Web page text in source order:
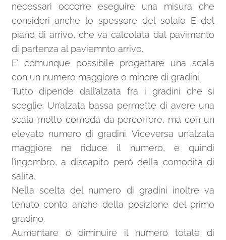
necessari occorre eseguire una misura che
consideri anche lo spessore del solaio E del
piano di arrivo, che va calcolata dal pavimento
di partenza al paviemnto arrivo.
E’ comunque possibile progettare una scala
con un numero maggiore o minore di gradini.
Tutto dipende dall’alzata fra i gradini che si
sceglie. Un’alzata bassa permette di avere una
scala molto comoda da percorrere, ma con un
elevato numero di gradini. Viceversa un’alzata
maggiore ne riduce il numero, e quindi
l’ingombro, a discapito però della comodità di
salita.
Nella scelta del numero di gradini inoltre va
tenuto conto anche della posizione del primo
gradino.
Aumentare o diminuire il numero totale di